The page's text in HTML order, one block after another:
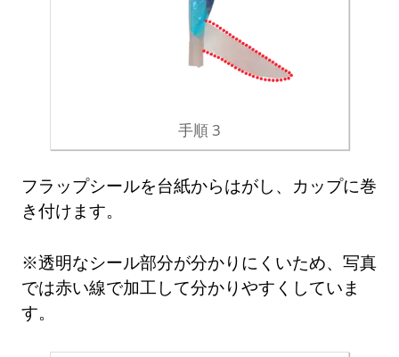
手順 3
フラップシールを台紙からはがし、カップに巻
き付けます。
※透明なシール部分が分かりにくいため、写真
では赤い線で加工して分かりやすくしていま
す。